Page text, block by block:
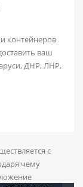
контейнеров
ваш
ДНР, ЛНР,